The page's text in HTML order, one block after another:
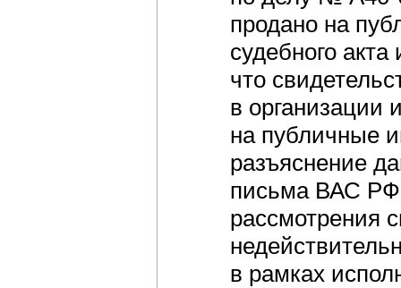
продано на
судебного
что
в организации
на публичные
разъяснение
письма ВАС РФ
рассмотрения
в рамках